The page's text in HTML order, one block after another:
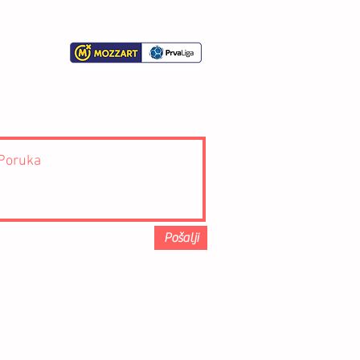
Pošalji